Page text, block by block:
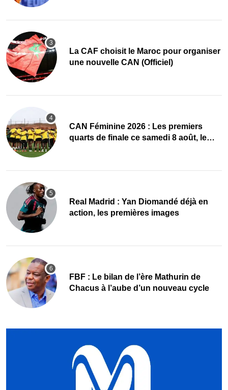
La CAF choisit le Maroc pour organiser
une nouvelle CAN (Officiel)
CAN Féminine 2026 : Les premiers
quarts de finale ce samedi 8 août, le
Real Madrid : Yan Diomandé déjà en
action, les premières images
FBF : Le bilan de l’ère Mathurin de
Chacus à l’aube d’un nouveau cycle